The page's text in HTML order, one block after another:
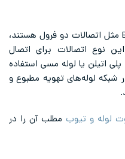
اتصالات تک فرول یا Bite-type fitting مثل اتصالات دو فرول هستند،
نوع اتصالات برای اتصال
اتیلن یا لوله مسی استفاده
لوله‌های تهویه مطبوع و
لوله و تیوب مطلب آن را در